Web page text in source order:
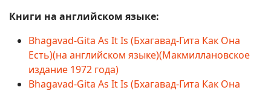
Книги на английском языке:
Bhagavad-Gita As It Is (Бхагавад-Гита Как Она
Есть)(на английском языке)(Макмиллановское
издание 1972 года)
Bhagavad-Gita As It Is (Бхагавад-Гита Как Она